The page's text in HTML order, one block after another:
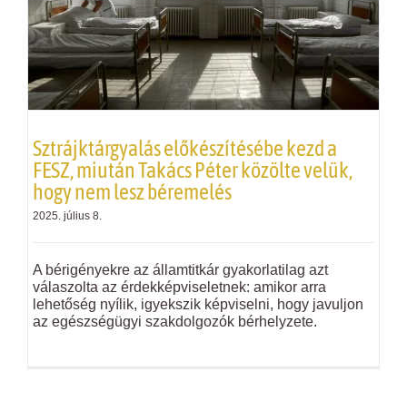
Sztrájktárgyalás előkészítésébe kezd a
FESZ, miután Takács Péter közölte velük,
hogy nem lesz béremelés
2025. július 8.
A bérigényekre az államtitkár gyakorlatilag azt
válaszolta az érdekképviseletnek: amikor arra
lehetőség nyílik, igyekszik képviselni, hogy javuljon
az egészségügyi szakdolgozók bérhelyzete.